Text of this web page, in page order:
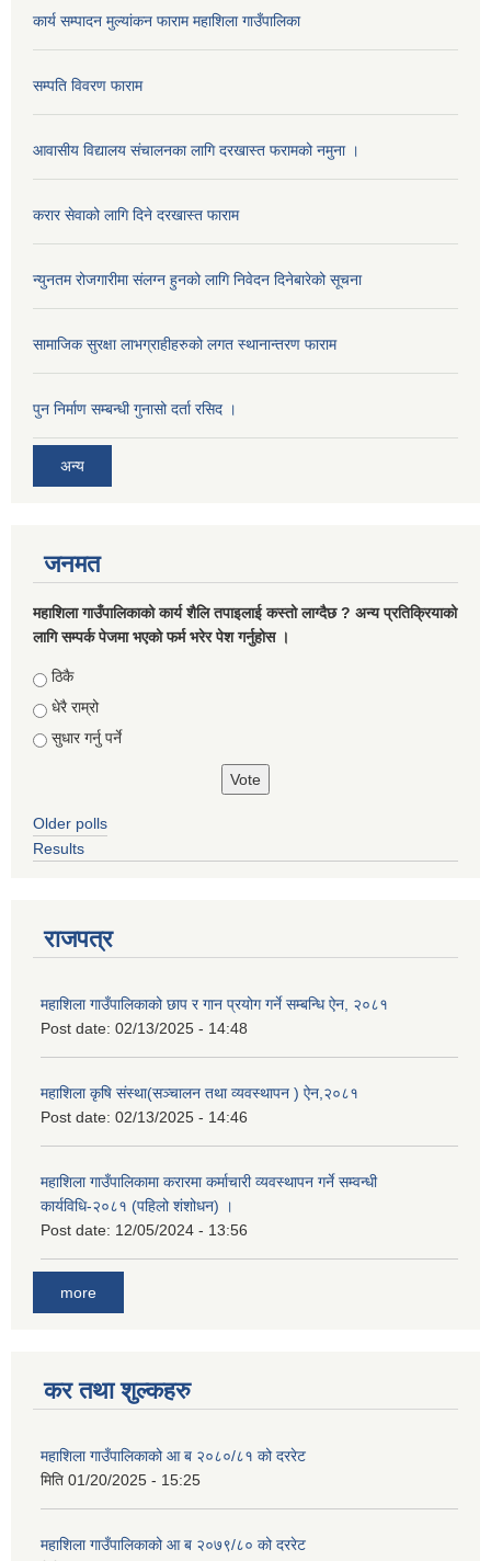
कार्य सम्पादन मुल्यांकन फाराम महाशिला गाउँपालिका
सम्पति विवरण फाराम
आवासीय विद्यालय संचालनका लागि दरखास्त फरामको नमुना ।
करार सेवाको लागि दिने दरखास्त फाराम
न्युनतम रोजगारीमा संलग्न हुनको लागि निवेदन दिनेबारेको सूचना
सामाजिक सुरक्षा लाभग्राहीहरुको लगत स्थानान्तरण फाराम
पुन निर्माण सम्बन्धी गुनासो दर्ता रसिद ।
अन्य
जनमत
महाशिला गाउँपालिकाको कार्य शैलि तपाइलाई कस्तो लाग्दैछ ? अन्य प्रतिक्रियाको
लागि सम्पर्क पेजमा भएको फर्म भरेर पेश गर्नुहोस ।
Choices
ठिकै
धेरै राम्रो
सुधार गर्नु पर्ने
Older polls
Results
राजपत्र
महाशिला गाउँपालिकाको छाप र गान प्रयोग गर्ने सम्बन्धि ऐन, २०८१
Post date: 02/13/2025 - 14:48
महाशिला कृषि संस्था(सञ्चालन तथा व्यवस्थापन ) ऐन,२०८१
Post date: 02/13/2025 - 14:46
महाशिला गाउँपालिकामा करारमा कर्माचारी व्यवस्थापन गर्ने सम्वन्धी
कार्यविधि-२०८१ (पहिलो शंशोधन) ।
Post date: 12/05/2024 - 13:56
more
कर तथा शुल्कहरु
महाशिला गाउँपालिकाको आ ब २०८०/८१ को दररेट
मिति 01/20/2025 - 15:25
महाशिला गाउँपालिकाको आ ब २०७९/८० को दररेट